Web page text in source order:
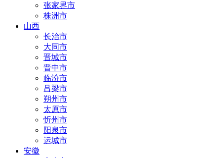
张家界市
株洲市
山西
长治市
大同市
晋城市
晋中市
临汾市
吕梁市
朔州市
太原市
忻州市
阳泉市
运城市
安徽